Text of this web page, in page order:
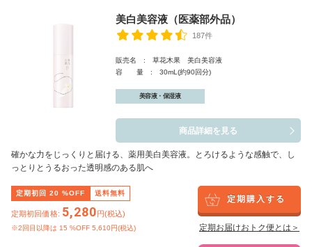
美白美容液（医薬部外品）
187件
販売名 : 草花木果 美白美容液
容 量 : 30mL(約90回分)
美容液・保湿液
商品詳細を見る
確かな力をじっくりと届ける、薬用美白美容液。とろけるような感触で、し
っとりとうるおった透明感のある肌へ
定期初回 20 %OFF 送料無料
定期初回価格: 5,280円(税込)
※2回目以降は 15 %OFF 5,610円(税込)
定期購入する
定期お届けおトク便とは＞